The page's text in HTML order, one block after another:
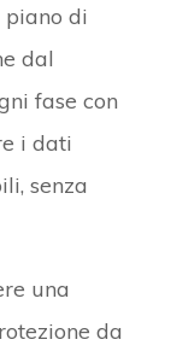
di
dal
fase con
i dati
senza
una
da